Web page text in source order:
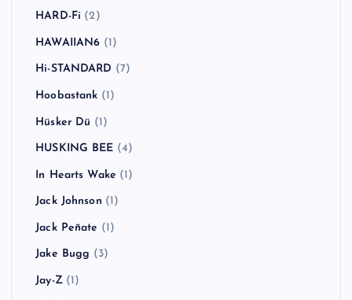
HARD-Fi (2)
HAWAIIAN6 (1)
Hi-STANDARD (7)
Hoobastank (1)
Hüsker Dü (1)
HUSKING BEE (4)
In Hearts Wake (1)
Jack Johnson (1)
Jack Peñate (1)
Jake Bugg (3)
Jay-Z(1)